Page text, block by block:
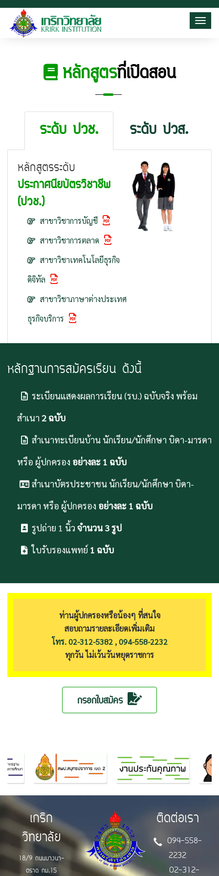
หลักสูตรที่เปิดสอน
ระดับ ปวช. ระดับ ปวส.
หลักสูตรระดับ
ประกาศนียบัตรวิชาชีพ
(ปวช.)
สาขาวิชาการบัญชี
สาขาวิชาการตลาด
สาขาวิชาเทคโนโลยีธุรกิจ
ดิจิทัล
สาขาวิชาภาษาต่างประเทศ
ธุรกิจบริการ
หลักฐานการสมัครเรียน ดังนี้
ระเบียนแสดงผลการเรียน (รบ.) ฉบับจริง พร้อม
สำเนา 2 ฉบับ
สำเนาทะเบียนบ้าน นักเรียน/นักศึกษา บิดา-มารดา
หรือ ผู้ปกครอง อย่างละ 1 ฉบับ
สำเนาบัตรประชาชน นักเรียน/นักศึกษา บิดา-
มารดา หรือ ผู้ปกครอง อย่างละ 1 ฉบับ
รูปถ่าย 1 นิ้ว จำนวน 3 รูป
ใบรับรองแพทย์ 1 ฉบับ
ท่านผู้ปกครองหรือน้องๆ ที่สนใจ
สอบถามรายละเอียดเพิ่มเติม
โทร. 02-312-5382,094-558-2232
ทุกวัน ไม่เว้นวันหยุดราชการ
กรอกใบสมัคร
เกริก
วิทยาลัย
18/9 ถนนบางนา-
ตราด กม.15
ติดต่อเรา
094-558-
2232
02-312-